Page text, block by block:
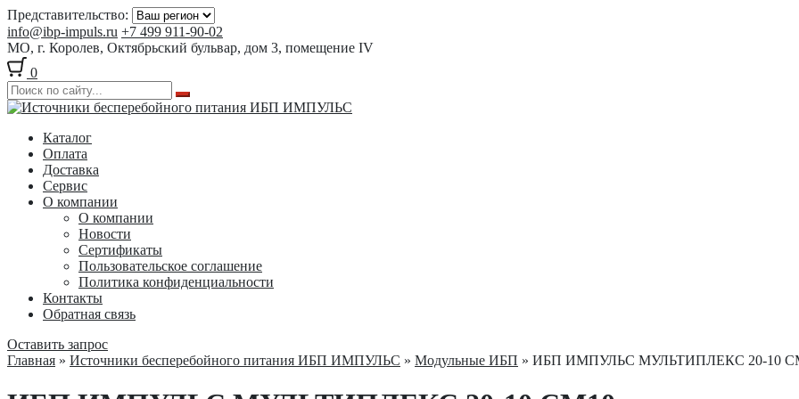
Представительство:
info@ibp-impuls.ru +7 499 911-90-02
МО, г. Королев, Октябрьский бульвар, дом 3, помещение IV
0
Перейти
навигации
Перейти
содержимому
Каталог
Оплата
Доставка
Сервис
О компании
О компании
Новости
Сертификаты
Пользовательское соглашение
Политика конфиденциальности
Контакты
Обратная связь
Оставить запрос
Главная » Источники бесперебойного питания ИБП ИМПУЛЬС » Модульные ИБП » ИБП ИМПУЛЬС МУЛЬТИПЛЕКС 20-10